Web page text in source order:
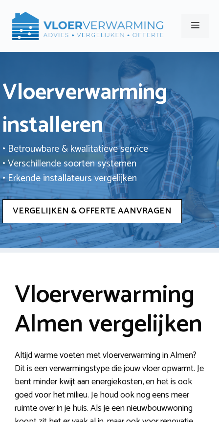
naar
Menu
Vloerverwarming
installeren
• Betrouwbare & kwalitatieve service
• Verschillende soorten systemen
• Erkende installateurs vergelijken
VERGELIJKEN & OFFERTE AANVRAGEN
Vloerverwarming
Almen vergelijken
Altijd warme voeten met vloerverwarming in Almen?
Dit is een verwarmingstype die jouw vloer opwarmt. Je
bent minder kwijt aan energiekosten, en het is ook
goed voor het milieu. Je houd ook nog eens meer
ruimte over in je huis. Als je een nieuwbouwwoning